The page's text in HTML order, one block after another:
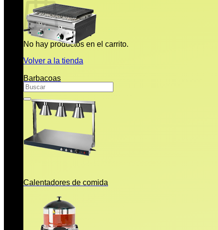
No hay productos en el carrito.
Volver a la tienda
Buscar
por:
Barbacoas
Calentadores de comida